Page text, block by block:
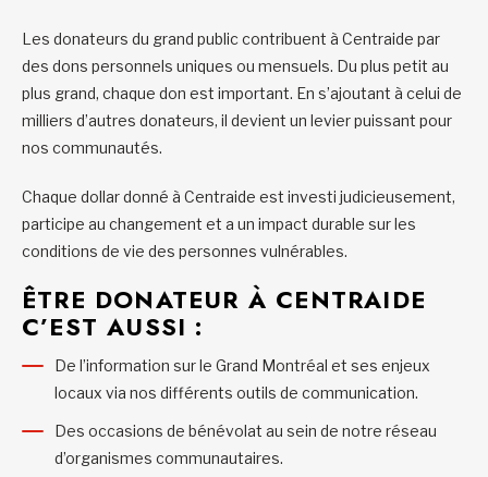
Les donateurs du grand public contribuent à Centraide par
des dons personnels uniques ou mensuels. Du plus petit au
plus grand, chaque don est important. En s’ajoutant à celui de
milliers d’autres donateurs, il devient un levier puissant pour
nos communautés.
Chaque dollar donné à Centraide est investi judicieusement,
participe au changement et a un impact durable sur les
conditions de vie des personnes vulnérables.
ÊTRE DONATEUR À CENTRAIDE
C’EST AUSSI :
De l’information sur le Grand Montréal et ses enjeux
locaux via nos différents outils de communication.
Des occasions de bénévolat au sein de notre réseau
d’organismes communautaires.